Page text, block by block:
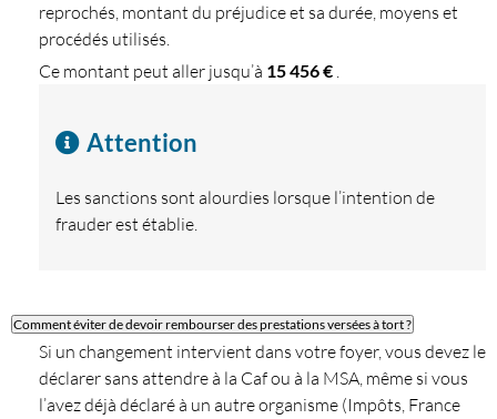
reprochés, montant du préjudice et sa durée, moyens et
procédés utilisés.
Ce montant peut aller jusqu’à 15 456 €
Attention
Les sanctions sont alourdies lorsque l’intention de
frauder est établie.
Comment éviter de devoir rembourser des prestations versées à tort ?
Si un changement intervient dans votre foyer, vous devez le
déclarer sans attendre à la Caf ou à la MSA, même si vous
l’avez déjà déclaré à un autre organisme (Impôts, France